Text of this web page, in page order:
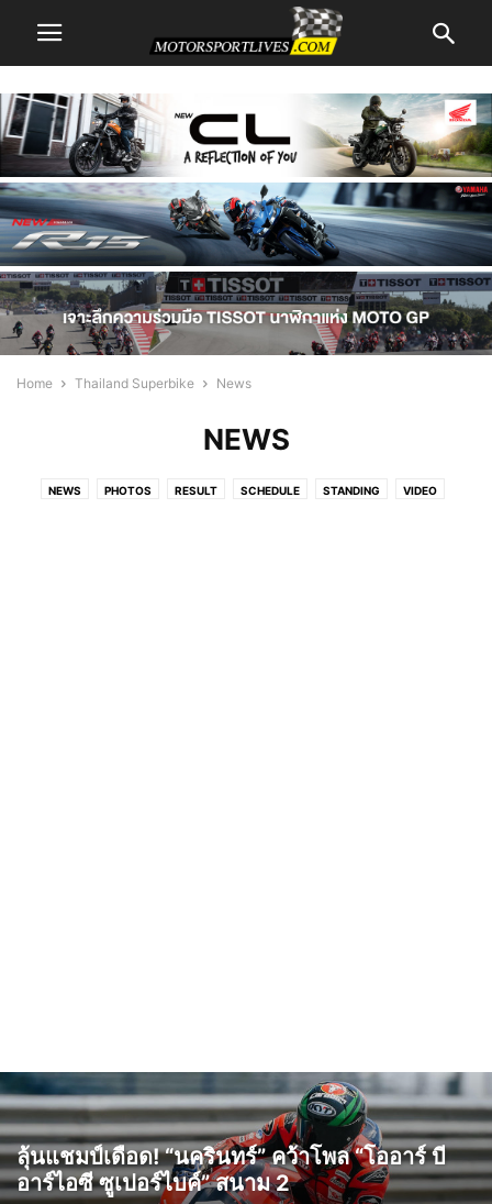
Home Thailand Superbike News
NEWS
NEWS PHOTOS RESULT SCHEDULE STANDING VIDEO
ลุ้นแชมป์เดือด! “นครินทร์” คว้าโพล “โออาร์ บี
อาร์ไอซี ซูเปอร์ไบค์” สนาม 2